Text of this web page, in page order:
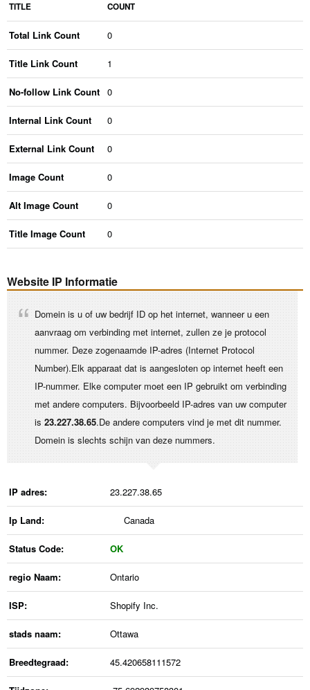
TITLE COUNT
Total Link Count 0
Title Link Count 1
No-follow Link Count 0
Internal Link Count 0
External Link Count 0
Image Count 0
Alt Image Count 0
Title Image Count 0
Website IP Informatie
Domein is u of uw bedrijf ID op het internet, wanneer u een
aanvraag om verbinding met internet, zullen ze je protocol
nummer. Deze zogenaamde IP-adres (Internet Protocol
Number).Elk apparaat dat is aangesloten op internet heeft een
IP-nummer. Elke computer moet een IP gebruikt om verbinding
met andere computers. Bijvoorbeeld IP-adres van uw computer
is 23.227.38.65.De andere computers vind je met dit nummer.
Domein is slechts schijn van deze nummers.
IP adres: 23.227.38.65
Ip Land: Canada
Status Code: OK
regio Naam: Ontario
ISP: Shopify Inc.
stads naam: Ottawa
Breedtegraad: 45.420658111572